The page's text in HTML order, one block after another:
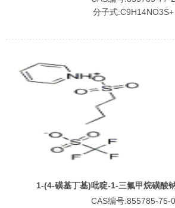
分子式:C9H14NO3S+
1-(4-磺基丁基)吡啶-1-三氟甲烷磺酸
CAS编号:855785-75-0